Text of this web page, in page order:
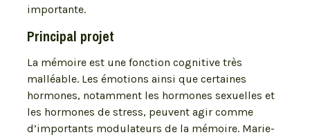
importante.
Principal projet
La mémoire est une fonction cognitive très
malléable. Les émotions ainsi que certaines
hormones, notamment les hormones sexuelles et
les hormones de stress, peuvent agir comme
d’importants modulateurs de la mémoire. Marie-